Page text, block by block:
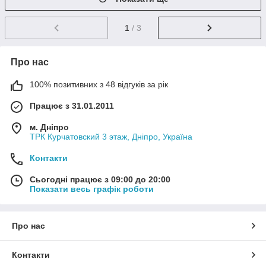
1 / 3
Про нас
100% позитивних з 48 відгуків за рік
Працює з 31.01.2011
м. Дніпро
ТРК Курчатовский 3 этаж, Дніпро, Україна
Контакти
Сьогодні працює з 09:00 до 20:00
Показати весь графік роботи
Про нас
Контакти